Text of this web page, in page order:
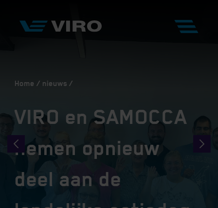
Home nieuws
VIRO en SAMOCCA
nemen opnieuw
deel aan de